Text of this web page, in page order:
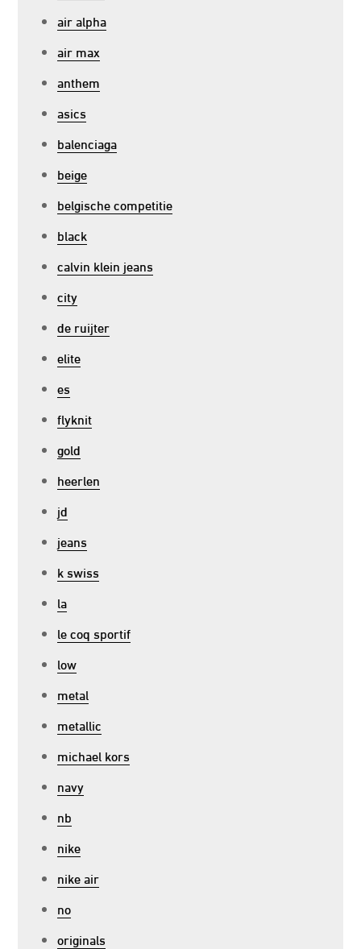
air alpha
air max
anthem
asics
balenciaga
beige
belgische competitie
black
calvin klein jeans
city
de ruijter
elite
es
flyknit
gold
heerlen
jd
jeans
k swiss
la
le coq sportif
low
metal
metallic
michael kors
navy
nb
nike
nike air
no
originals